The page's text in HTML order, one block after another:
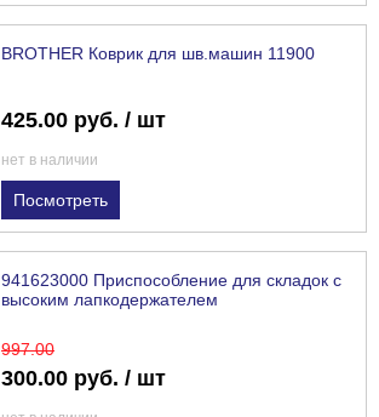
BROTHER Коврик для шв.машин 11900
425.00 руб. / шт
нет в наличии
Посмотреть
941623000 Приспособление для складок с
высоким лапкодержателем
997.00
300.00 руб. / шт